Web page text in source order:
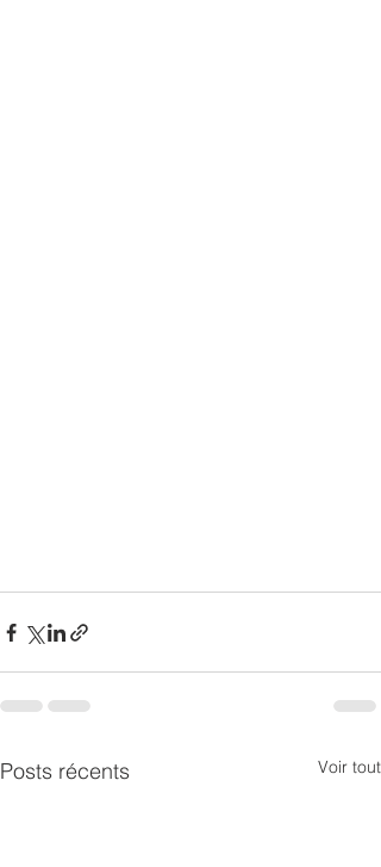
Posts récents Voir tout